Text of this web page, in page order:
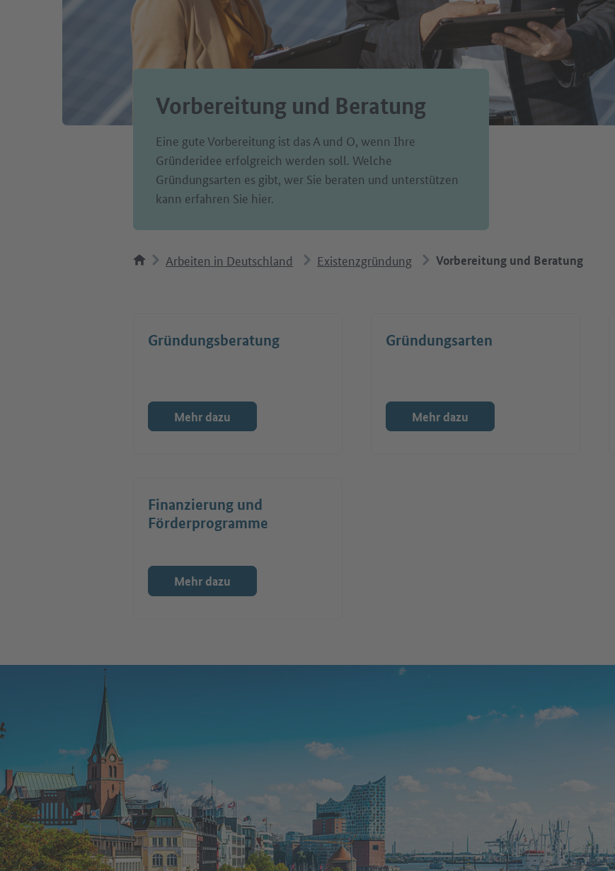
Vorbereitung und Beratung
Eine gute Vorbereitung ist das A und O, wenn Ihre
Gründeridee erfolgreich werden soll. Welche
Gründungsarten es gibt, wer Sie beraten und unterstützen
kann erfahren Sie hier.
Arbeiten in Deutschland Existenzgründung Vorbereitung und Beratung
Gründungsberatung
Mehr dazu
Gründungsarten
Mehr dazu
Finanzierung und
Förderprogramme
Mehr dazu